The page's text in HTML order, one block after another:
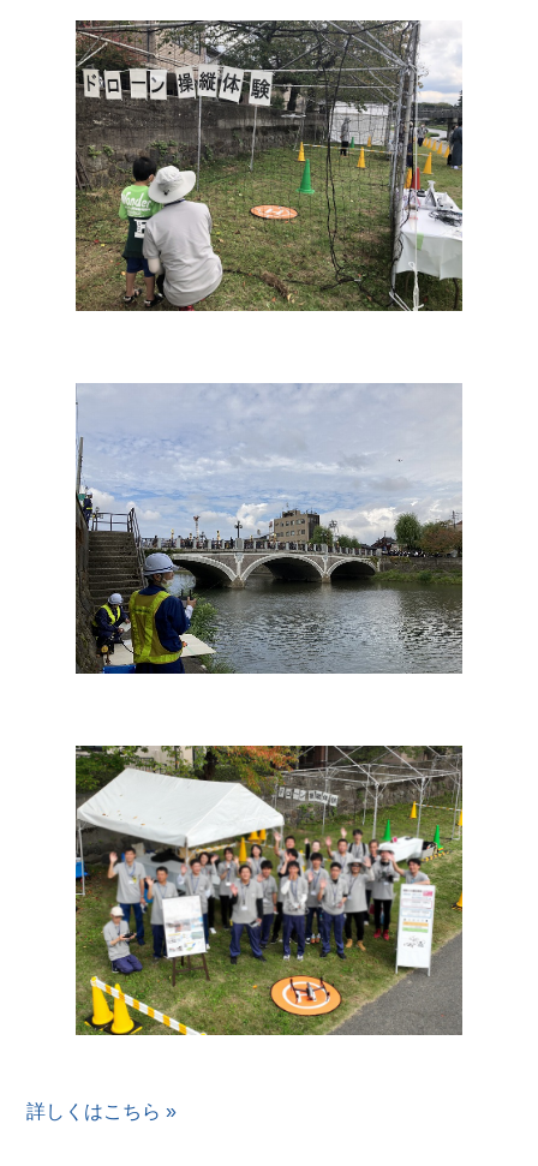
詳しくはこちら »